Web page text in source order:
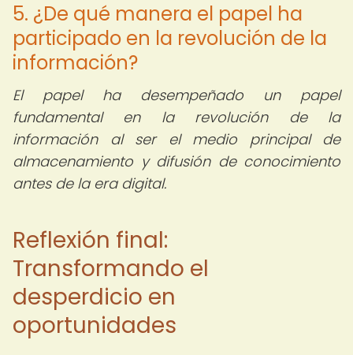
5. ¿De qué manera el papel ha
participado en la revolución de la
información?
El papel ha desempeñado un papel
fundamental en la revolución de la
información al ser el medio principal de
almacenamiento y difusión de conocimiento
antes de la era digital.
Reflexión final:
Transformando el
desperdicio en
oportunidades